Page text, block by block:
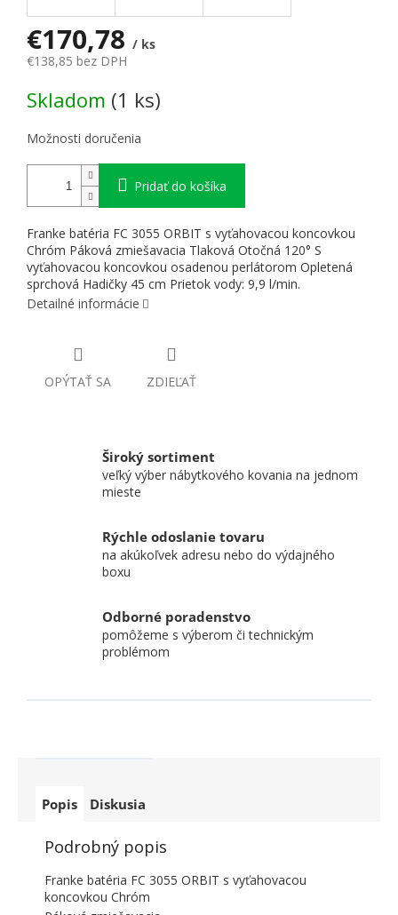
€170,78 / ks
€138,85 bez DPH
Skladom (1 ks)
Možnosti doručenia
Pridať do košíka
Franke batéria FC 3055 ORBIT s vyťahovacou koncovkou
Chróm Páková zmiešavacia Tlaková Otočná 120° S
vyťahovacou koncovkou osadenou perlátorom Opletená
sprchová Hadičky 45 cm Prietok vody: 9,9 l/min.
Detailné informácie
OPÝTAŤ SA ZDIEĽAŤ
Široký sortiment
veľký výber nábytkového kovania na jednom
mieste
Rýchle odoslanie tovaru
na akúkoľvek adresu nebo do výdajného
boxu
Odborné poradenstvo
pomôžeme s výberom či technickým
problémom
Popis Diskusia
Podrobný popis
Franke batéria FC 3055 ORBIT s vyťahovacou
koncovkou Chróm